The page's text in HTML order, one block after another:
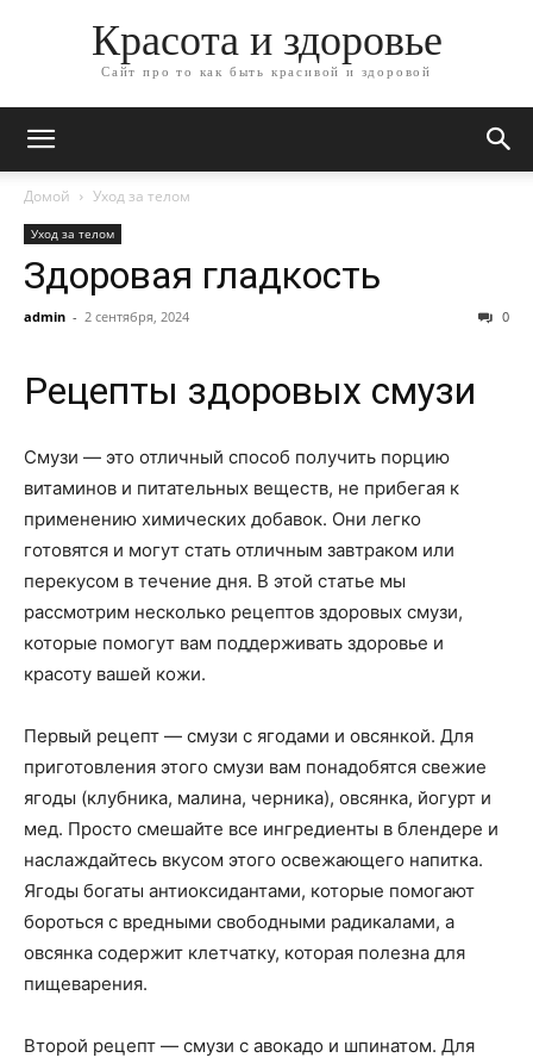
Красота и здоровье
Сайт про то как быть красивой и здоровой
Домой Уход за телом
Уход за телом
Здоровая гладкость
admin - 2 сентября, 2024 0
Рецепты здоровых смузи
Смузи — это отличный способ получить порцию
витаминов и питательных веществ, не прибегая к
применению химических добавок. Они легко
готовятся и могут стать отличным завтраком или
перекусом в течение дня. В этой статье мы
рассмотрим несколько рецептов здоровых смузи,
которые помогут вам поддерживать здоровье и
красоту вашей кожи.
Первый рецепт — смузи с ягодами и овсянкой. Для
приготовления этого смузи вам понадобятся свежие
ягоды (клубника, малина, черника), овсянка, йогурт и
мед. Просто смешайте все ингредиенты в блендере и
наслаждайтесь вкусом этого освежающего напитка.
Ягоды богаты антиоксидантами, которые помогают
бороться с вредными свободными радикалами, а
овсянка содержит клетчатку, которая полезна для
пищеварения.
Второй рецепт — смузи с авокадо и шпинатом. Для